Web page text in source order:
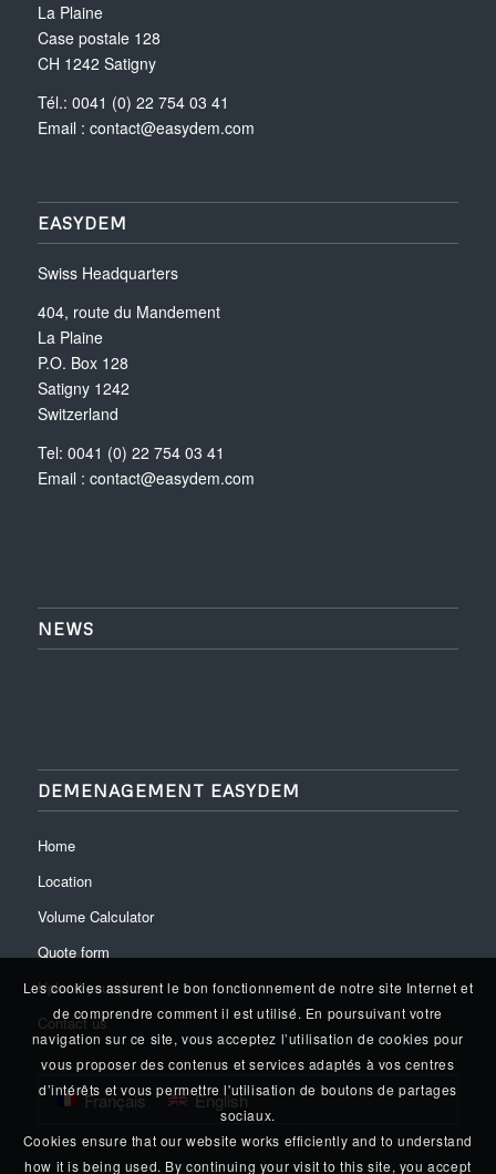
La Plaine
Case postale 128
CH 1242 Satigny
Tél.: 0041 (0) 22 754 03 41
Email : contact@easydem.com
EASYDEM
Swiss Headquarters
404, route du Mandement
La Plaine
P.O. Box 128
Satigny 1242
Switzerland
Tel: 0041 (0) 22 754 03 41
Email : contact@easydem.com
NEWS
DEMENAGEMENT EASYDEM
Home
Location
Volume Calculator
Quote form
Upload your photos
Contact us
Français English
Les cookies assurent le bon fonctionnement de notre site Internet et
de comprendre comment il est utilisé. En poursuivant votre
navigation sur ce site, vous acceptez l’utilisation de cookies pour
vous proposer des contenus et services adaptés à vos centres
d’intérêts et vous permettre l'utilisation de boutons de partages
sociaux.
Cookies ensure that our website works efficiently and to understand
how it is being used. By continuing your visit to this site, you accept